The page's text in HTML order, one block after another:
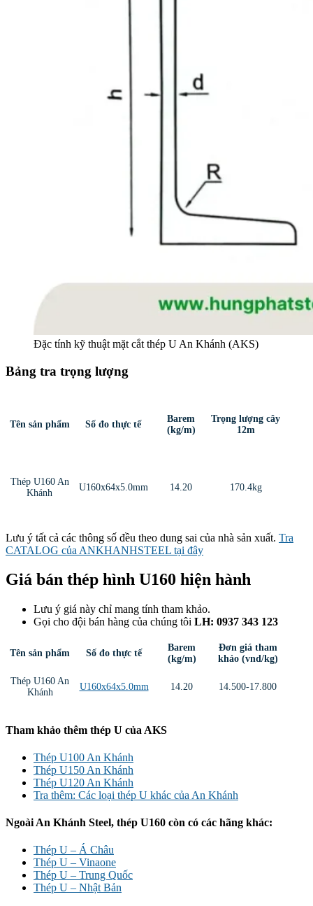
Đặc tính kỹ thuật mặt cắt thép U An Khánh (AKS)
Bảng tra trọng lượng
Tên sản phẩm Số đo thực tế
Barem
(kg/m)
Trọng lượng cây
12m
Thép U160 An
Khánh
U160x64x5.0mm 14.20 170.4kg
Lưu ý tất cả các thông số đều theo dung sai của nhà sản xuất. Tra
CATALOG của ANKHANHSTEEL tại đây
Giá bán thép hình U160 hiện hành
Lưu ý giá này chỉ mang tính tham khảo.
Gọi cho đội bán hàng của chúng tôi LH: 0937 343 123
Tên sản phẩm Số đo thực tế
Barem
(kg/m)
Đơn giá tham
khảo (vnd/kg)
Thép U160 An
Khánh
U160x64x5.0mm 14.20 14.500-17.800
Tham khảo thêm thép U của AKS
Thép U100 An Khánh
Thép U150 An Khánh
Thép U120 An Khánh
Tra thêm: Các loại thép U khác của An Khánh
Ngoài An Khánh Steel, thép U160 còn có các hãng khác:
Thép U – Á Châu
Thép U – Vinaone
Thép U – Trung Quốc
Thép U – Nhật Bản